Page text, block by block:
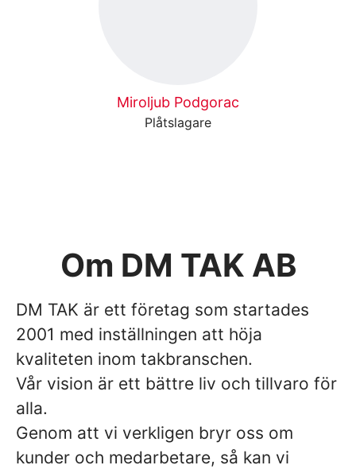
Miroljub Podgorac
Plåtslagare
Om DM TAK AB
DM TAK är ett företag som startades
2001 med inställningen att höja
kvaliteten inom takbranschen.
Vår vision är ett bättre liv och tillvaro för
alla.
Genom att vi verkligen bryr oss om
kunder och medarbetare, så kan vi